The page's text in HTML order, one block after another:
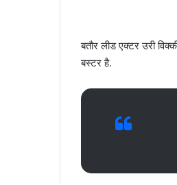
बतौर लीड एक्टर उरी
बस्टर है.